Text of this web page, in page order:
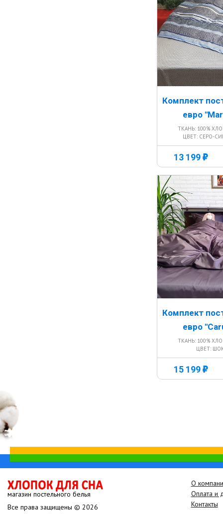
Комплект
евро
ТКАНЬ: 100%
ЦВЕТ: СЕРО-
13 199г
Комплект
евро
ТКАНЬ: 100%
ЦВЕТ:
15 199г
магазин постельного белья
Все права защищены © 2026
О
Оплата и
Контакты